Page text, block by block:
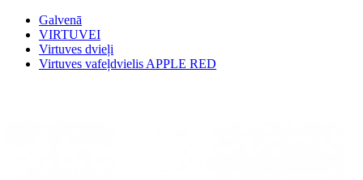
Galvenā
VIRTUVEI
Virtuves dvieļi
Virtuves vafeļdvielis APPLE RED